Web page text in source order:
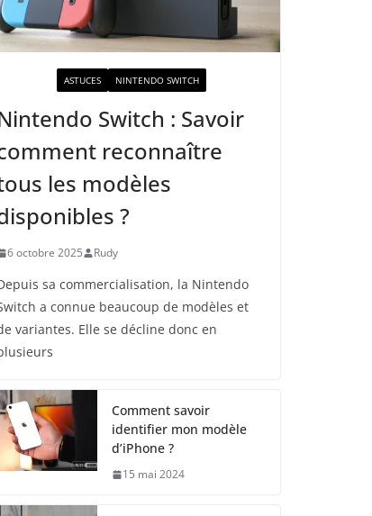
ASTUCES NINTENDO SWITCH
Switch : Savoir
reconnaître
les modèles
?
6 octobre 2025 Rudy
sa commercialisation, la Nintendo
a connue beaucoup de modèles et
variantes. Elle se décline donc en
Comment savoir
identifier mon modèle
d’iPhone ?
15 mai 2024